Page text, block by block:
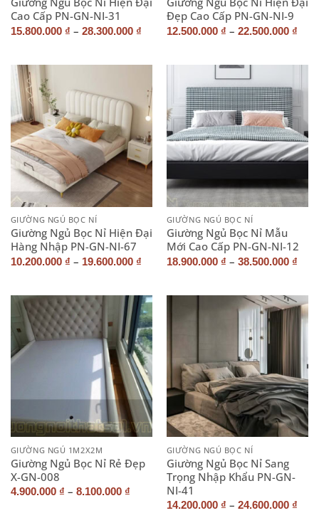
Cao Cấp PN-GN-NI-31
15.800.000 ₫ – 28.300.000 ₫
Đẹp Cao Cấp PN-GN-NI-9
12.500.000 ₫ – 22.500.000 ₫
GIƯỜNG NGỦ BỌC NỈ
Giường Ngủ Bọc Nỉ Hiện Đại
Hàng Nhập PN-GN-NI-67
10.200.000 ₫ – 19.600.000 ₫
GIƯỜNG NGỦ BỌC NỈ
Giường Ngủ Bọc Nỉ Mẫu
Mới Cao Cấp PN-GN-NI-12
18.900.000 ₫ – 38.500.000 ₫
GIƯỜNG NGỦ 1M2X2M
Giường Ngủ Bọc Nỉ Rẻ Đẹp
X-GN-008
4.900.000 ₫ – 8.100.000 ₫
GIƯỜNG NGỦ BỌC NỈ
Giường Ngủ Bọc Nỉ Sang
Trọng Nhập Khẩu PN-GN-
NI-41
14.200.000 ₫ – 24.600.000 ₫